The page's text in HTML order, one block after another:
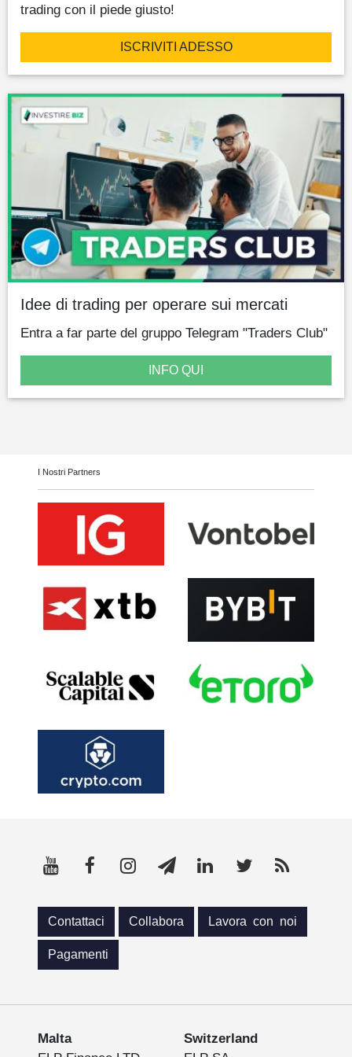
trading con il piede giusto!
ISCRIVITI ADESSO
Idee di trading per operare sui mercati
Entra a far parte del gruppo Telegram "Traders Club"
INFO QUI
I Nostri Partners
Contattaci Collabora Lavora con noi
Pagamenti
Malta
Switzerland